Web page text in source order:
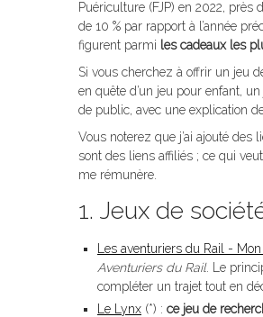
Puériculture (FJP) en 2022,
de 10 % par rapport à l’année
figurent parmi les cadeaux les
Si vous cherchez à offrir un jeu
en quête d’un jeu pour enfant,
de public, avec une explication
Vous noterez que j’ai ajouté
sont des liens affiliés ; ce qui
me rémunère.
1. Jeux de
Les aventuriers du Rail -
Aventuriers du Rail. Le
compléter un trajet tout en
Le Lynx (*) : ce jeu de